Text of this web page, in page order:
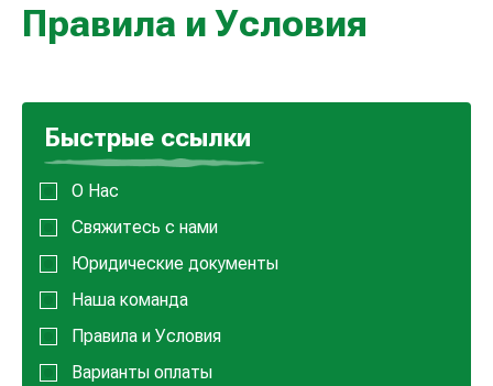
Правила и Условия
Быстрые ссылки
О Нас
Свяжитесь с нами
Юридические документы
Наша команда
Правила и Условия
Варианты оплаты